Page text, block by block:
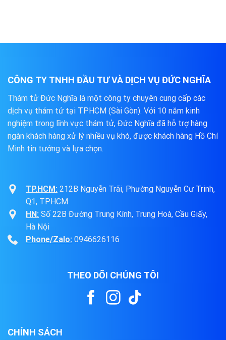
CÔNG TY TNHH ĐẦU TƯ VÀ DỊCH VỤ ĐỨC NGHĨA
Thám tử Đức Nghĩa là một công ty chuyên cung cấp các
dịch vụ thám tử tại TPHCM (Sài Gòn). Với 10 năm kinh
nghiệm trong lĩnh vực thám tử, Đức Nghĩa đã hỗ trợ hàng
ngàn khách hàng xử lý nhiều vụ khó, được khách hàng Hồ Chí
Minh tin tưởng và lựa chọn.
TP.HCM: 212B Nguyễn Trãi, Phường Nguyễn Cư Trinh,
Q1, TPHCM
HN: Số 22B Đường Trung Kính, Trung Hoà, Cầu Giấy,
Hà Nội
Phone/Zalo: 0946626116
THEO DÕI CHÚNG TÔI
CHÍNH SÁCH